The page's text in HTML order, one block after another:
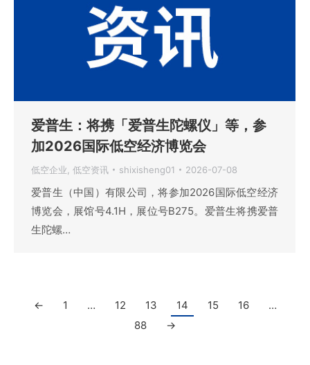
爱普生：将携「爱普生陀螺仪」等，参
加2026国际低空经济博览会
低空企业, 低空资讯 shixisheng01 2026-07-08
爱普生（中国）有限公司，将参加2026国际低空经济
博览会，展馆号4.1H，展位号B275。爱普生将携爱普
生陀螺…
← 1 … 12 13 14 15 16
…
88
→